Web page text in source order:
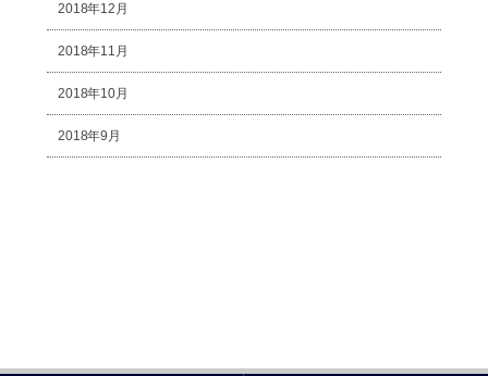
2018年12月
2018年11月
2018年10月
2018年9月